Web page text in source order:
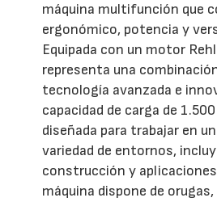
máquina multifunción que
ergonómico, potencia y
Equipada con un motor
representa una
tecnología avanzada e
capacidad de carga de
diseñada para trabajar en
variedad de entornos,
construcción y
máquina dispone de orugas,